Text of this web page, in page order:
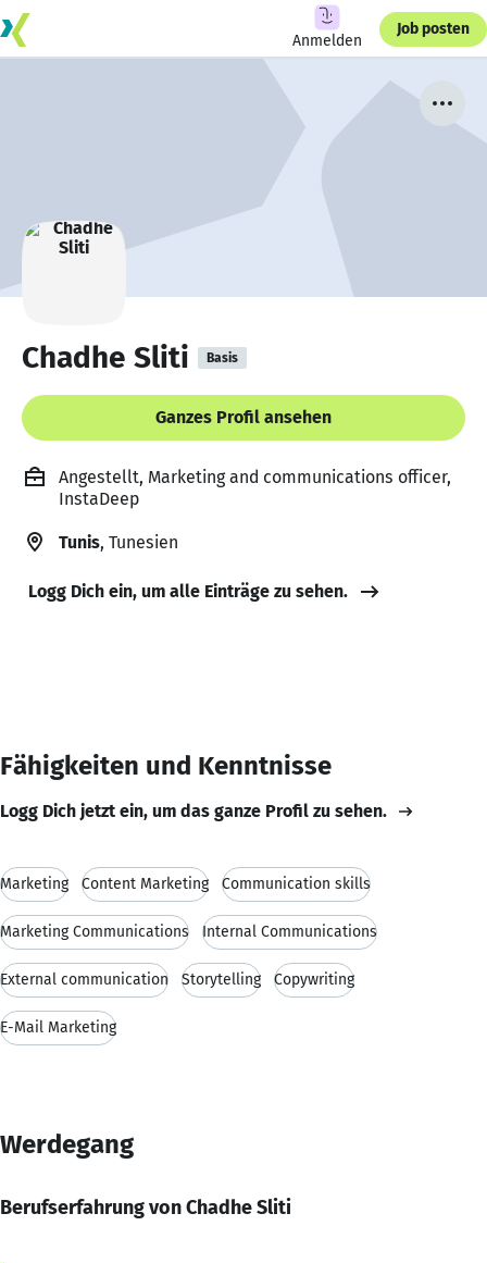
Anmelden
Job posten
Chadhe Sliti Basis
Ganzes Profil ansehen
Angestellt, Marketing and communications officer,
InstaDeep
Tunis, Tunesien
Logg Dich ein, um alle Einträge zu sehen.
Fähigkeiten und Kenntnisse
Logg Dich jetzt ein, um das ganze Profil zu sehen.
Marketing Content Marketing Communication skills
Marketing Communications Internal Communications
External communication Storytelling Copywriting
E-Mail Marketing
Werdegang
Berufserfahrung von Chadhe Sliti